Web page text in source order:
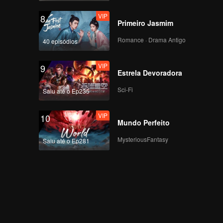
Encontram-se no
Pico!
VIP
VIP
VIP
8
40 episódios
VIP
Primeiro Jasmim
Romance · Drama Antigo
9
Saiu até o Ep235
VIP
Estrela Devoradora
Sci-Fi
10
Saiu até o Ep281
VIP
Mundo Perfeito
MysteriousFantasy